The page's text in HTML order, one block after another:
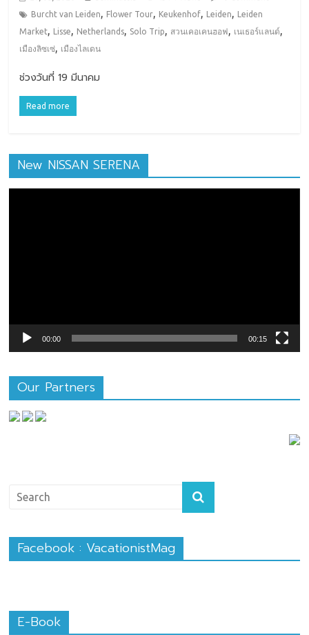
Burcht van Leiden, Flower Tour, Keukenhof, Leiden,
Leiden
Market, Lisse, Netherlands, Solo Trip, สวนเคอเคนฮอฟ , เนเธอร์แลนด์,
เมืองลิซเซ่, เมืองไลเดน
ช่วงวันที่ 19 มีนาคม
Read more
New NISSAN SERENA
00:00 00:15
Our Partners
Facebook : VacationistMag
E-Book